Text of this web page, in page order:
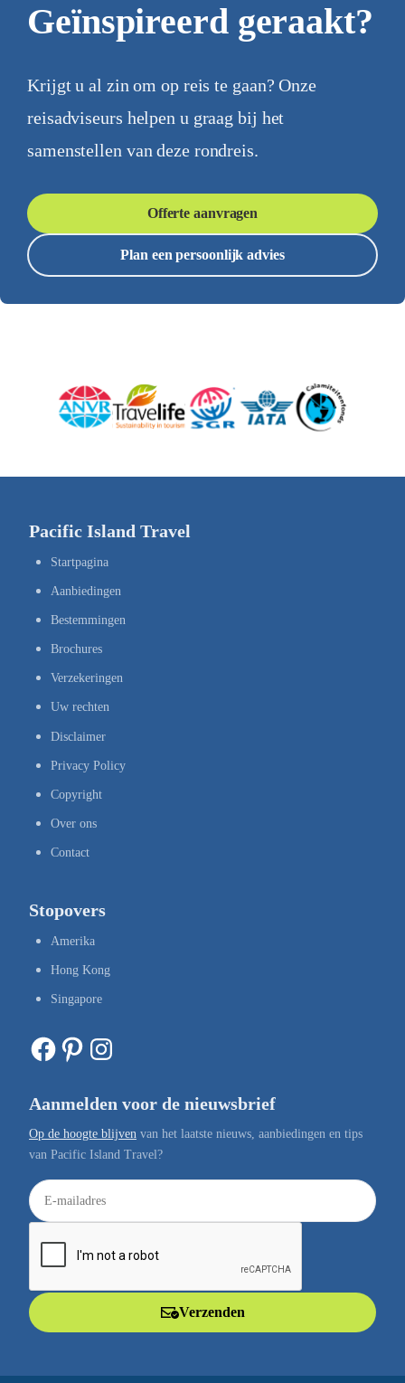
Geïnspireerd geraakt?
Krijgt u al zin om op reis te gaan? Onze
reisadviseurs helpen u graag bij het
samenstellen van deze rondreis.
Offerte aanvragen
Plan een persoonlijk advies
Pacific Island Travel
Startpagina
Aanbiedingen
Bestemmingen
Brochures
Verzekeringen
Uw rechten
Disclaimer
Privacy Policy
Copyright
Over ons
Contact
Stopovers
Amerika
Hong Kong
Singapore
Facebook Pinterest Instagram
Aanmelden voor de nieuwsbrief
Op de hoogte blijven van het laatste nieuws, aanbiedingen en tips
van Pacific Island Travel?
E
-
a
Verzenden